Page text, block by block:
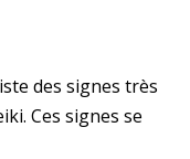
des signes très
Ces signes se